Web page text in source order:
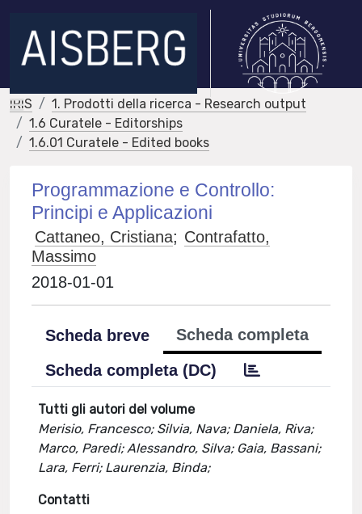
IRIS
1. Prodotti della ricerca - Research output
1.6 Curatele - Editorships
1.6.01 Curatele - Edited books
Programmazione e Controllo:
Principi e Applicazioni
Cattaneo, Cristiana; Contrafatto,
Massimo
2018-01-01
Scheda breve
Scheda completa
Scheda completa (DC)
Tutti gli autori del volume
Merisio, Francesco; Silvia, Nava; Daniela, Riva;
Marco, Paredi; Alessandro, Silva; Gaia, Bassani;
Lara, Ferri; Laurenzia, Binda;
Contatti